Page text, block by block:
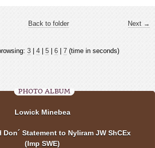
Next →
Back to folder
3| 4| 5| 6| 7(time in seconds)
PHOTO ALBUM
Lowick Minebea
Don´ Statement to Nyliram JW ShCEx
(Imp SWE)